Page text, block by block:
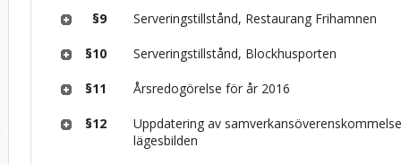
§9 Serveringstillstånd, Restaurang Frihamnen
§10 Serveringstillstånd, Blockhusporten
§11 Årsredogörelse för år 2016
§12
Uppdatering av
lägesbilden